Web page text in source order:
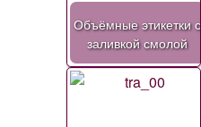
Объёмные этикетки с
заливкой смолой